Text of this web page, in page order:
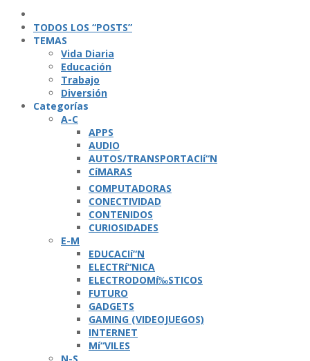
TODOS LOS “POSTS”
TEMAS
Vida Diaria
Educación
Trabajo
Diversión
Categorí­as
A-C
APPS
AUDIO
AUTOS/TRANSPORTACIí“N
CíMARAS
COMPUTADORAS
CONECTIVIDAD
CONTENIDOS
CURIOSIDADES
E-M
EDUCACIí“N
ELECTRí“NICA
ELECTRODOMí‰STICOS
FUTURO
GADGETS
GAMING (VIDEOJUEGOS)
INTERNET
Mí“VILES